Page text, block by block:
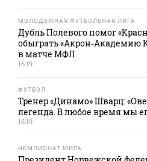
МОЛОДЕЖНАЯ ФУТБОЛЬНАЯ ЛИГА
Дубль Полевого помог
обыграть «Акрон‑Академию
в матче МФЛ
16:19
ФУТБОЛ
Тренер «Динамо» Шварц:
легенда. В любое время мы
16:19
ЧЕМПИОНАТ МИРА